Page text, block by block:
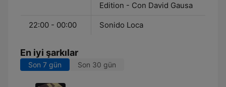
Edition - Con David Gausa
22:00 - 00:00 Sonido Loca
En iyi şarkılar
Son 7 gün Son 30 gün